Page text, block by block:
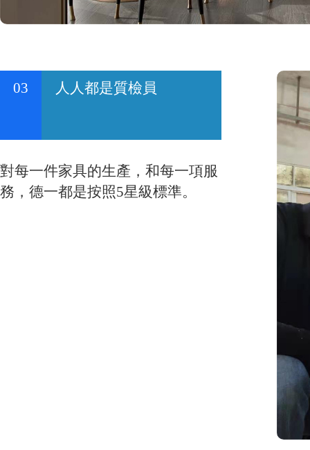
03 人人都是質檢員
對每一件家具的生產，和每一項服
務，德一都是按照5星級標準。